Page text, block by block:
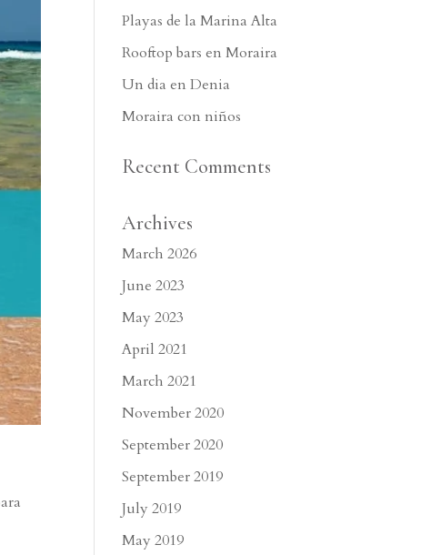
Playas de la Marina Alta
Rooftop bars en Moraira
Un dia en Denia
Moraira con niños
Recent Comments
Archives
March 2026
June 2023
May 2023
April 2021
March 2021
November 2020
September 2020
September 2019
July 2019
May 2019